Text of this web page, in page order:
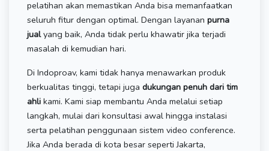
pelatihan akan memastikan Anda bisa memanfaatkan
seluruh fitur dengan optimal. Dengan layanan purna
jualyang baik, Anda tidak perlu khawatir jika terjadi
masalah di kemudian hari.
Di Indoproav, kami tidak hanya menawarkan produk
berkualitas tinggi, tetapi juga dukungan penuh dari tim
ahli kami. Kami siap membantu Anda melalui setiap
langkah, mulai dari konsultasi awal hingga instalasi
serta pelatihan penggunaan sistem video conference.
Jika Anda berada di kota besar seperti Jakarta,